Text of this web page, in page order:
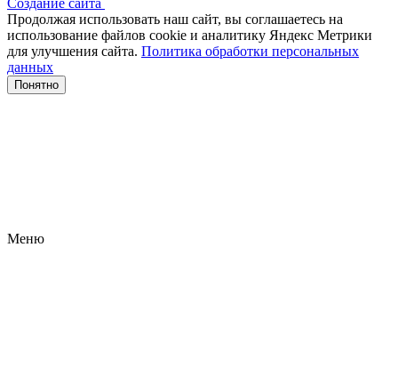
Создание сайта
Продолжая использовать наш сайт, вы соглашаетесь на
использование файлов сооkіе и аналитику Яндекс Метрики
для улучшения сайта. Политика обработки персональных
данных
Понятно
Меню